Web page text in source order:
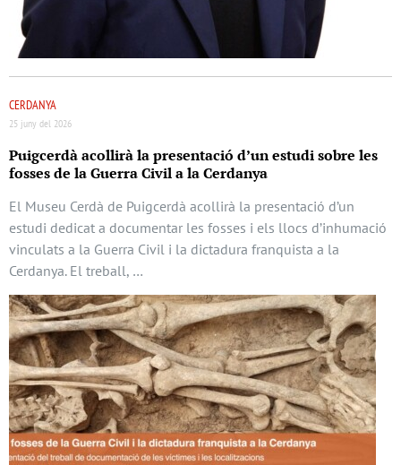
CERDANYA
25 juny del 2026
Puigcerdà acollirà la presentació d’un estudi sobre les
fosses de la Guerra Civil a la Cerdanya
El Museu Cerdà de Puigcerdà acollirà la presentació d’un
estudi dedicat a documentar les fosses i els llocs d’inhumació
vinculats a la Guerra Civil i la dictadura franquista a la
Cerdanya. El treball, …